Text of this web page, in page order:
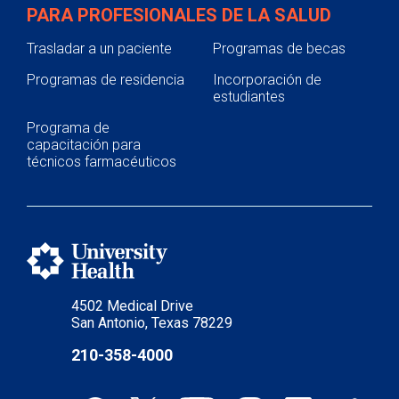
4502 Medical Drive
San Antonio, Texas 78229
210-358-4000
PARA PROFESIONALES DE LA SALUD
Trasladar a un paciente
Programas de becas
Programas de residencia
Incorporación de
estudiantes
Programa de
capacitación para
técnicos farmacéuticos